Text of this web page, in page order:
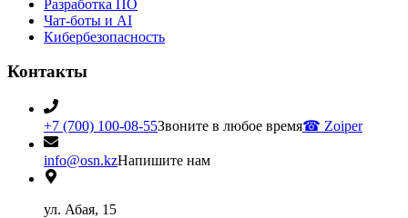
Разработка ПО
Чат-боты и AI
Кибербезопасность
Контакты
+7 (700) 100-08-55Звоните в любое время☎ Zoiper
info@osn.kzНапишите нам
ул. Абая, 15